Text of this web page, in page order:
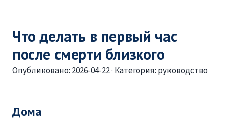
Что делать в первый час
после смерти близкого
Опубликовано: 2026-04-22 · Категория: руководство
Дома